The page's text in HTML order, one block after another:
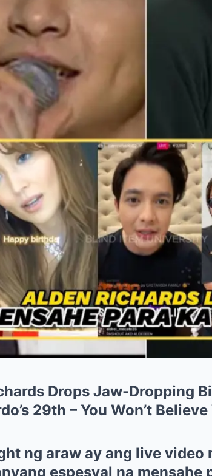
Drops Jaw-Dropping
29th – You Won’t
ng araw ay ang live video
espesyal na mensahe